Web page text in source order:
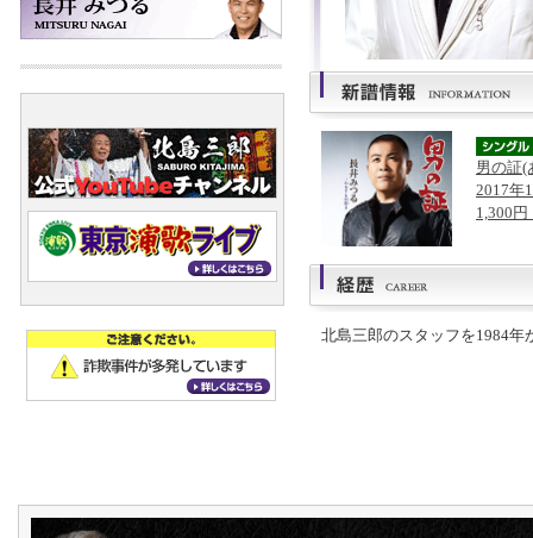
男の証(
2017年
1,300
北島三郎のスタッフを1984年